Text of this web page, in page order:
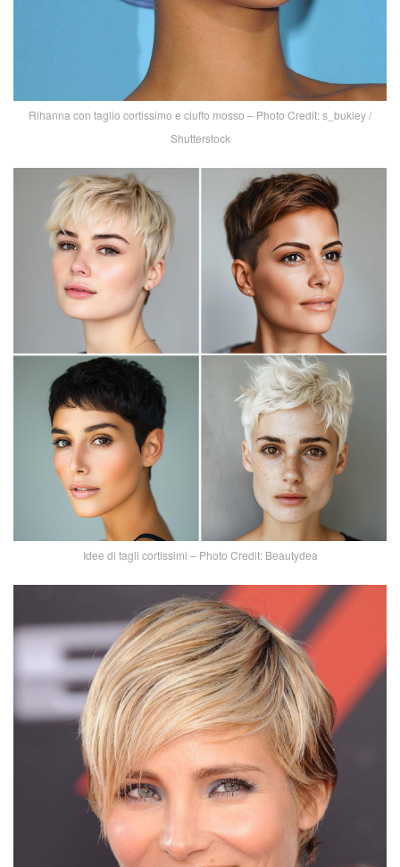
Rihanna con taglio cortissimo e ciuffo mosso – Photo Credit: s_bukley /
Shutterstock
Idee di tagli cortissimi – Photo Credit: Beautydea